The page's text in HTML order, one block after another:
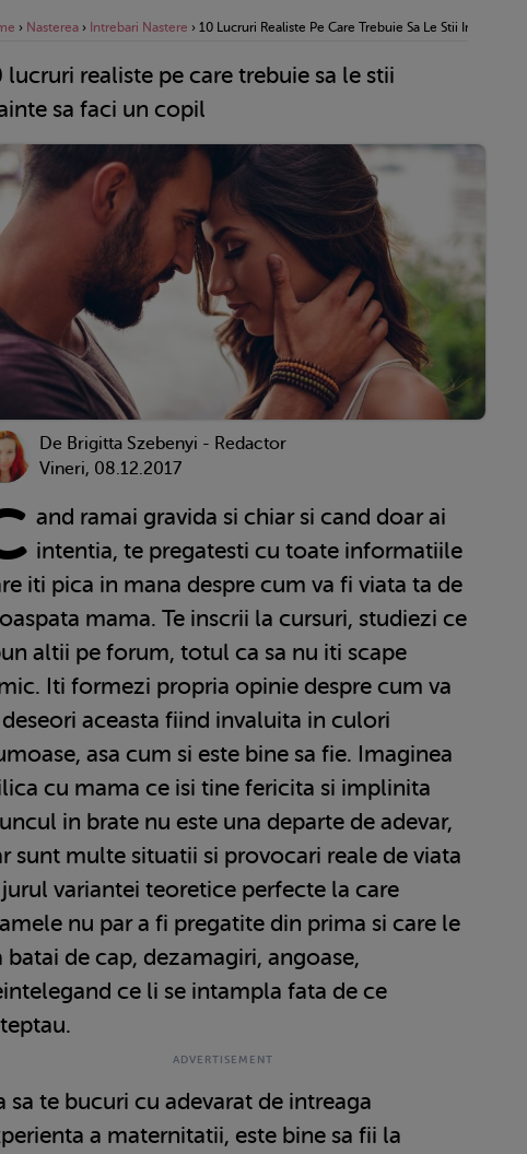
› Nasterea › Intrebari Nastere › 10 Lucruri Realiste Pe Care Trebuie Sa Le Stii Inainte Sa
lucruri realiste pe care trebuie sa le stii
sa faci un copil
De Brigitta Szebenyi - Redactor
Vineri, 08.12.2017
and ramai gravida si chiar si cand doar ai
intentia, te pregatesti cu toate informatiile
iti pica in mana despre cum va fi viata ta de
mama. Te inscrii la cursuri, studiezi ce
altii pe forum, totul ca sa nu iti scape
Iti formezi propria opinie despre cum va
aceasta fiind invaluita in culori
asa cum si este bine sa fie. Imaginea
cu mama ce isi tine fericita si implinita
in brate nu este una departe de adevar,
sunt multe situatii si provocari reale de viata
variantei teoretice perfecte la care
nu par a fi pregatite din prima si care le
batai de cap, dezamagiri, angoase,
ce li se intampla fata de ce
sa te bucuri cu adevarat de intreaga
a maternitatii, este bine sa fii la